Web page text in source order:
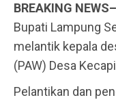
BREAKING
Bupati Lampung
melantik kepala
(PAW) Desa
Pelantikan dan